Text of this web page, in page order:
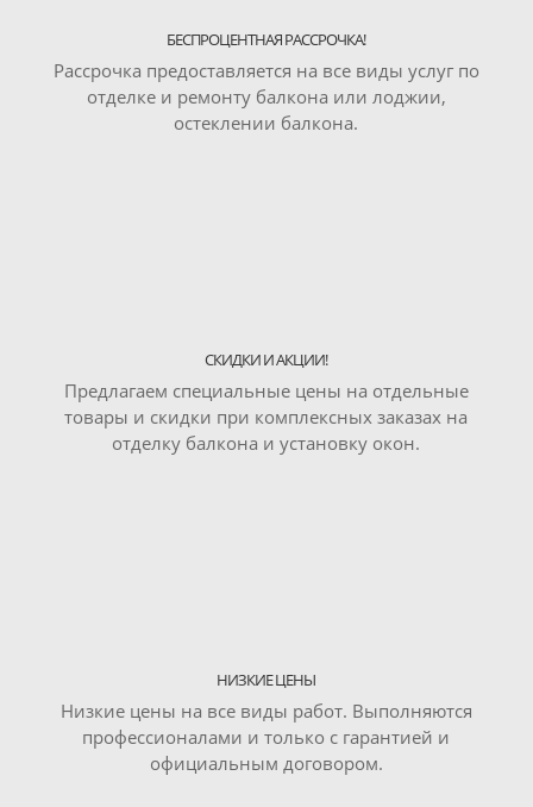
БЕСПРОЦЕНТНАЯ РАССРОЧКА!
Рассрочка предоставляется на все виды услуг по
отделке и ремонту балкона или лоджии,
остеклении балкона.
СКИДКИ И АКЦИИ!
Предлагаем специальные цены на отдельные
товары и скидки при комплексных заказах на
отделку балкона и установку окон.
НИЗКИЕ ЦЕНЫ
Низкие цены на все виды работ. Выполняются
профессионалами и только с гарантией и
официальным договором.